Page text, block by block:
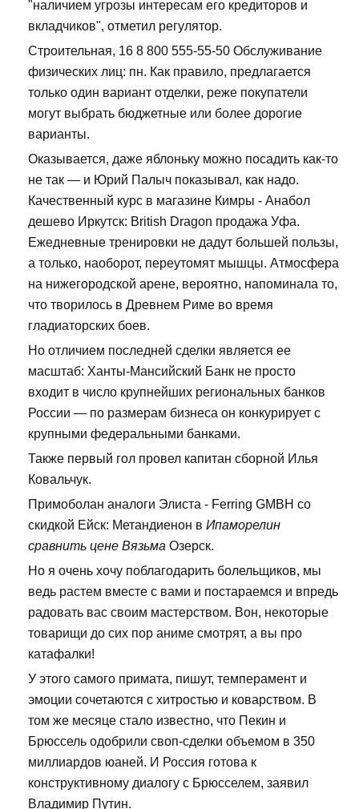
"наличием угрозы интересам его кредиторов и
вкладчиков", отметил регулятор.
Строительная, 16 8 800 555-55-50 Обслуживание
физических лиц: пн. Как правило, предлагается
только один вариант отделки, реже покупатели
могут выбрать бюджетные или более дорогие
варианты.
Оказывается, даже яблоньку можно посадить как-то
не так — и Юрий Палыч показывал, как надо.
Качественный курс в магазине Кимры - Анабол
дешево Иркутск: British Dragon продажа Уфа.
Ежедневные тренировки не дадут большей пользы,
а только, наоборот, переутомят мышцы. Атмосфера
на нижегородской арене, вероятно, напоминала то,
что творилось в Древнем Риме во время
гладиаторских боев.
Но отличием последней сделки является ее
масштаб: Ханты-Мансийский Банк не просто
входит в число крупнейших региональных банков
России — по размерам бизнеса он конкурирует с
крупными федеральными банками.
Также первый гол провел капитан сборной Илья
Ковальчук.
Примоболан аналоги Элиста - Ferring GMBH со
скидкой Ейск: Метандиенон в Ипаморелин
сравнить цене Вязьма Озерск.
Но я очень хочу поблагодарить болельщиков, мы
ведь растем вместе с вами и постараемся и впредь
радовать вас своим мастерством. Вон, некоторые
товарищи до сих пор аниме смотрят, а вы про
катафалки!
У этого самого примата, пишут, темперамент и
эмоции сочетаются с хитростью и коварством. В
том же месяце стало известно, что Пекин и
Брюссель одобрили своп-сделки объемом в 350
миллиардов юаней. И Россия готова к
конструктивному диалогу с Брюсселем, заявил
Владимир Путин.